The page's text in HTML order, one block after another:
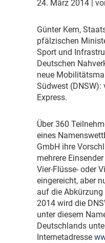
24. März 2014 |
Günter Kern,
pfälzischen
Sport und
Deutschen
neue
Südwest (DNSW):
Express.
Über 360
eines
GmbH ihre
mehrere
Vier-Flüsse- oder
eingereicht, aber
auf die Abkürzung
2014 wird die
unter diesem
Deutschlands
Internetadresse